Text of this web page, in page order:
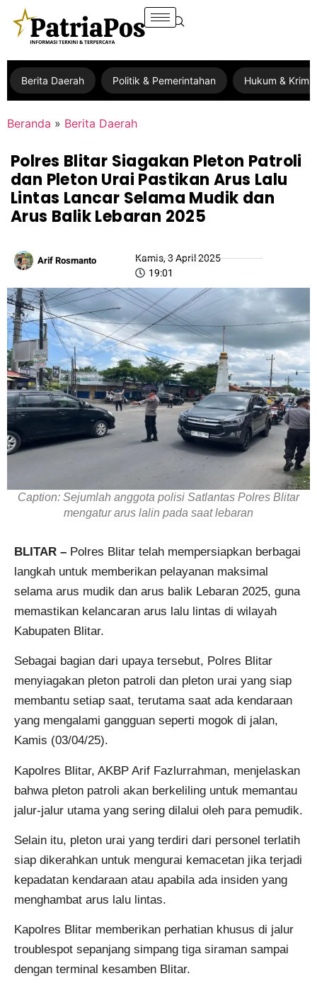
Berita Daerah Politik & Pemerintahan Hukum &
Beranda » Berita Daerah
Polres Blitar Siagakan Pleton Patroli
dan Pleton Urai Pastikan Arus Lalu
Lintas Lancar Selama Mudik dan
Arus Balik Lebaran 2025
Arif Rosmanto
Kamis, 3 April 2025
19:01
Caption: Sejumlah anggota polisi Satlantas Polres Blitar
mengatur arus lalin pada saat lebaran
BLITAR – Polres Blitar telah mempersiapkan berbagai
langkah untuk memberikan pelayanan maksimal
selama arus mudik dan arus balik Lebaran 2025, guna
memastikan kelancaran arus lalu lintas di wilayah
Kabupaten Blitar.
Sebagai bagian dari upaya tersebut, Polres Blitar
menyiagakan pleton patroli dan pleton urai yang siap
membantu setiap saat, terutama saat ada kendaraan
yang mengalami gangguan seperti mogok di jalan,
Kamis (03/04/25).
Kapolres Blitar, AKBP Arif Fazlurrahman, menjelaskan
bahwa pleton patroli akan berkeliling untuk memantau
jalur-jalur utama yang sering dilalui oleh para pemudik.
Selain itu, pleton urai yang terdiri dari personel terlatih
siap dikerahkan untuk mengurai kemacetan jika terjadi
kepadatan kendaraan atau apabila ada insiden yang
menghambat arus lalu lintas.
Kapolres Blitar memberikan perhatian khusus di jalur
troublespot sepanjang simpang tiga siraman sampai
dengan terminal kesamben Blitar.